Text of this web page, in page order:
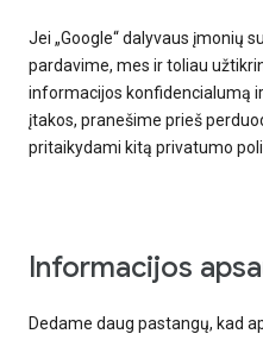
Jei „Google“ dalyvaus įmonių
pardavime, mes ir toliau
informacijos konfidencialumą
įtakos, pranešime prieš
pritaikydami kitą privatumo
Informacijos
Dedame daug pastangų, kad